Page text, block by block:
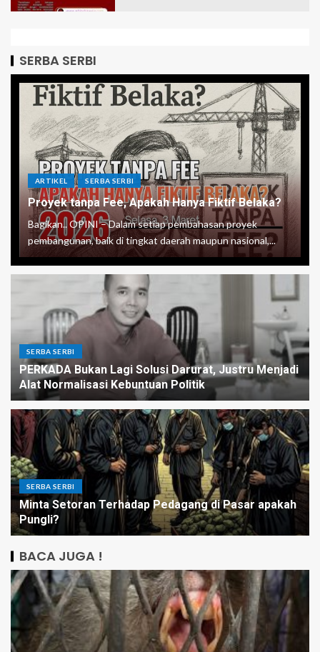
SERBA SERBI
ARTIKEL SERBA SERBI
Proyek tanpa Fee, Apakah Hanya Fiktif Belaka?
Bagikan.. OPINI – Dalam setiap pembahasan proyek
pembangunan, baik di tingkat daerah maupun nasional,...
SERBA SERBI
PERKADA Bukan Lagi Solusi Darurat, Justru Menjadi
Alat Normalisasi Kebuntuan Politik
SERBA SERBI
Minta Setoran Terhadap Pedagang di Pasar apakah
Pungli?
BACA JUGA !